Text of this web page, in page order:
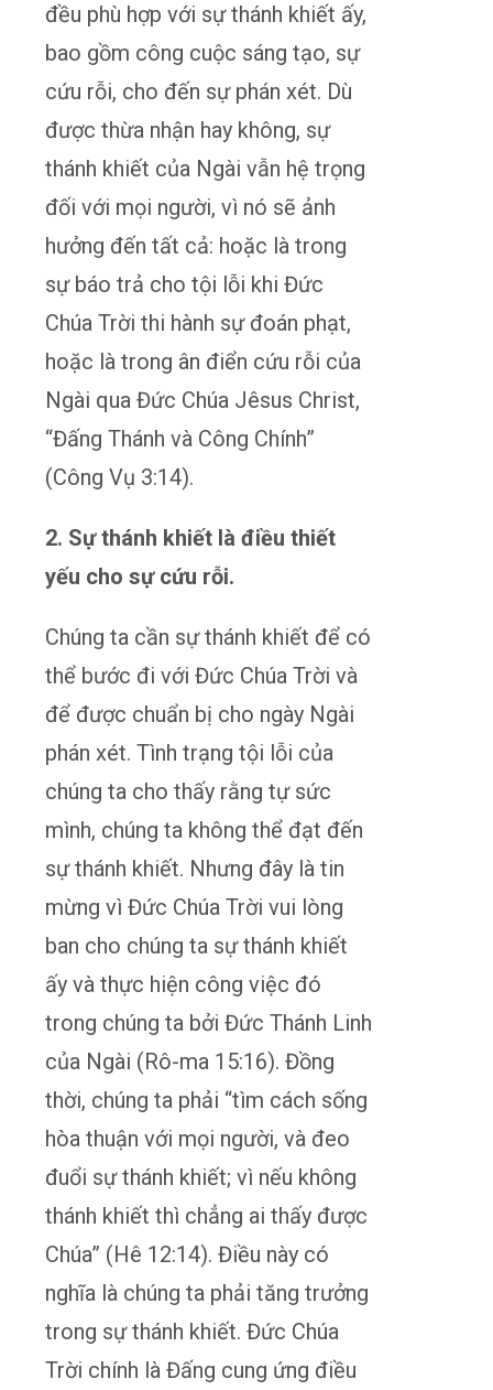
đều phù hợp với sự thánh khiết ấy,
bao gồm công cuộc sáng tạo, sự
cứu rỗi, cho đến sự phán xét. Dù
được thừa nhận hay không, sự
thánh khiết của Ngài vẫn hệ trọng
đối với mọi người, vì nó sẽ ảnh
hưởng đến tất cả: hoặc là trong
sự báo trả cho tội lỗi khi Đức
Chúa Trời thi hành sự đoán phạt,
hoặc là trong ân điển cứu rỗi của
Ngài qua Đức Chúa Jêsus Christ,
“Đấng Thánh và Công Chính”
(Công Vụ 3:14).
2. Sự thánh khiết là điều thiết
yếu cho sự cứu rỗi.
Chúng ta cần sự thánh khiết để có
thể bước đi với Đức Chúa Trời và
để được chuẩn bị cho ngày Ngài
phán xét. Tình trạng tội lỗi của
chúng ta cho thấy rằng tự sức
mình, chúng ta không thể đạt đến
sự thánh khiết. Nhưng đây là tin
mừng vì Đức Chúa Trời vui lòng
ban cho chúng ta sự thánh khiết
ấy và thực hiện công việc đó
trong chúng ta bởi Đức Thánh Linh
của Ngài (Rô-ma 15:16). Đồng
thời, chúng ta phải “tìm cách sống
hòa thuận với mọi người, và đeo
đuổi sự thánh khiết; vì nếu không
thánh khiết thì chẳng ai thấy được
Chúa” (Hê 12:14). Điều này có
nghĩa là chúng ta phải tăng trưởng
trong sự thánh khiết. Đức Chúa
Trời chính là Đấng cung ứng điều